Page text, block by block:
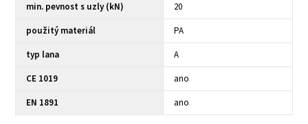
min. pevnost s uzly (kN)
20
použitý materiál
PA
typ lana
A
CE 1019
ano
EN 1891
ano